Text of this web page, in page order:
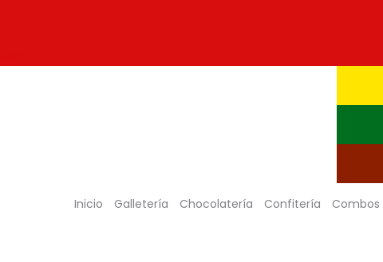
Inicio Galletería Chocolatería Confitería Combos